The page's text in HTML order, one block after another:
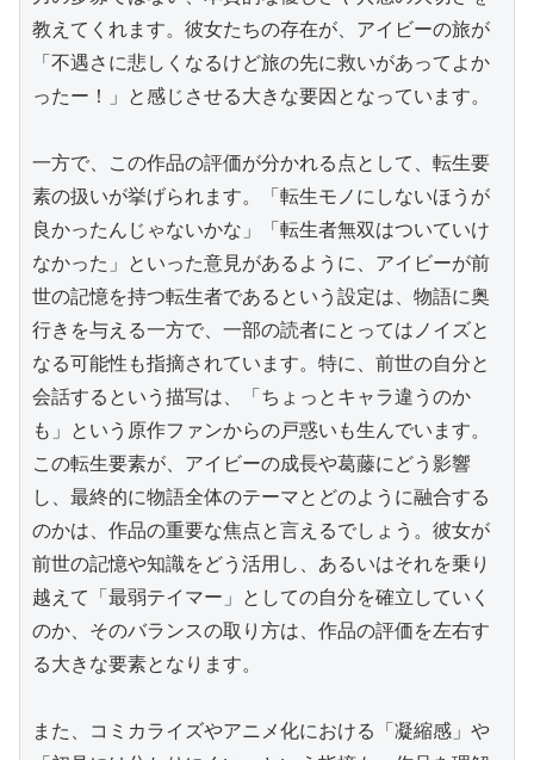
教えてくれます。彼女たちの存在が、アイビーの旅が
「不遇さに悲しくなるけど旅の先に救いがあってよか
ったー！」と感じさせる大きな要因となっています。
一方で、この作品の評価が分かれる点として、転生要
素の扱いが挙げられます。「転生モノにしないほうが
良かったんじゃないかな」「転生者無双はついていけ
なかった」といった意見があるように、アイビーが前
世の記憶を持つ転生者であるという設定は、物語に奥
行きを与える一方で、一部の読者にとってはノイズと
なる可能性も指摘されています。特に、前世の自分と
会話するという描写は、「ちょっとキャラ違うのか
も」という原作ファンからの戸惑いも生んでいます。
この転生要素が、アイビーの成長や葛藤にどう影響
し、最終的に物語全体のテーマとどのように融合する
のかは、作品の重要な焦点と言えるでしょう。彼女が
前世の記憶や知識をどう活用し、あるいはそれを乗り
越えて「最弱テイマー」としての自分を確立していく
のか、そのバランスの取り方は、作品の評価を左右す
る大きな要素となります。
また、コミカライズやアニメ化における「凝縮感」や